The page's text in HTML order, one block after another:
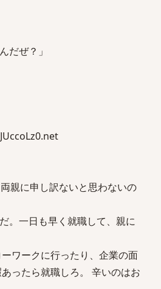
ぜ？」
親に申し訳ないと思わないの
。一日も早く就職して、親に
ワークに行ったり、企業の面
ったら就職しろ。 辛いのはお